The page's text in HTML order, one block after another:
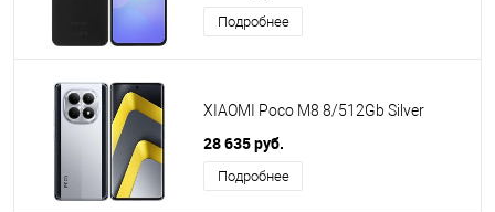
Подробнее
XIAOMI Poco M8 8/512Gb Silver
28 635 руб.
Подробнее